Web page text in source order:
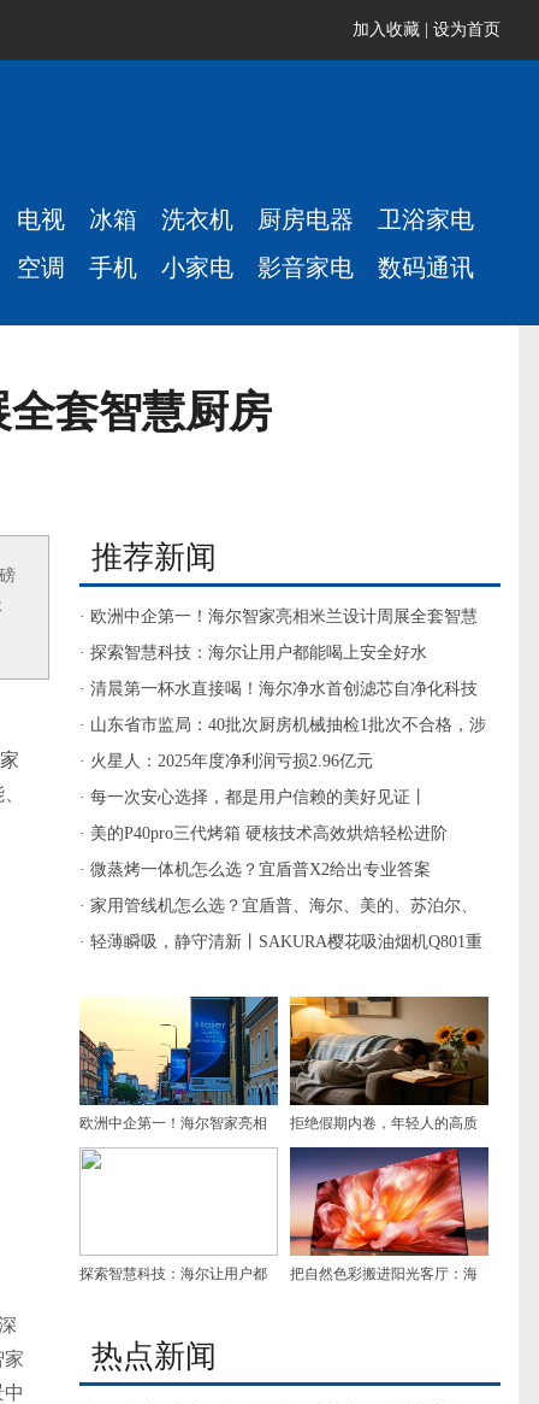
加入收藏 设为首页
电视 冰箱 洗衣机 厨房电器
卫浴家电
空调
手机 小家电 影音家电 数码通讯
套智慧厨房
家
家
推荐新闻
· 欧洲中企第一！海尔智家亮相米兰设计周展全套智慧
厨房
· 探索智慧科技：海尔让用户都能喝上安全好水
· 清晨第一杯水直接喝！海尔净水首创滤芯自净化科技
· 山东省市监局：40批次厨房机械抽检1批次不合格，涉
三丫家用电器
· 火星人：2025年度净利润亏损2.96亿元
· 每一次安心选择，都是用户信赖的美好见证丨
SAKURA樱花让家的温暖悄然绽放
· 美的P40pro三代烤箱 硬核技术高效烘焙轻松进阶
· 微蒸烤一体机怎么选？宜盾普X2给出专业答案
· 家用管线机怎么选？宜盾普、海尔、美的、苏泊尔、
安吉尔谁更香？
· 轻薄瞬吸，静守清新丨SAKURA樱花吸油烟机Q801重
欧洲中企第一！海尔智家亮相
米兰设计周展全套智慧厨房
拒绝假期内卷，年轻人的高质
量休息：在家好好吃饭
探索智慧科技：海尔让用户都 把自然色彩搬进阳光客厅：海
热点新闻